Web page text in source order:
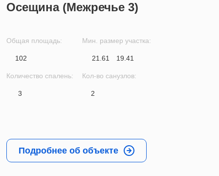
Осещина (Межречье 3)
Общая площадь:
102
Количество спалень:
3
Мин. размер участка:
21.61 19.41
Кол-во санузлов:
2
Подробнее об объекте